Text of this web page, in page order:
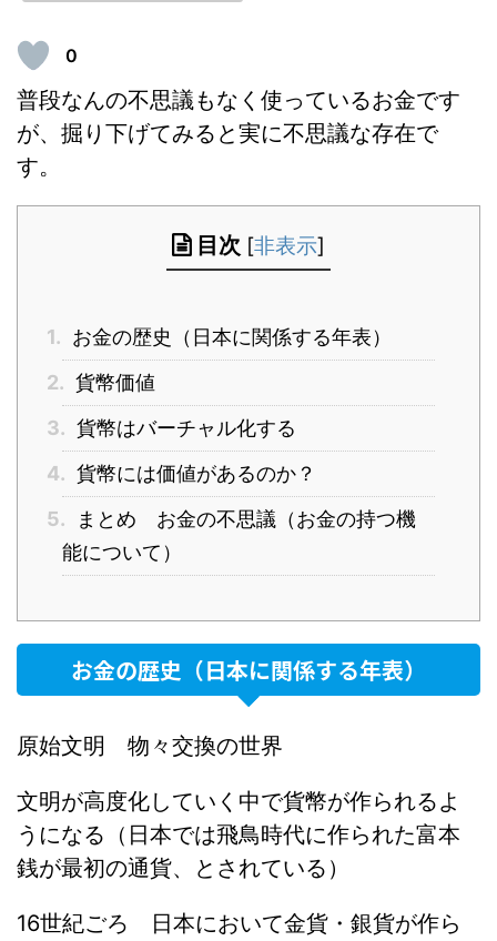
0
普段なんの不思議もなく使っているお金です
が、掘り下げてみると実に不思議な存在で
す。
目次 [非表示]
1. お金の歴史（日本に関係する年表）
2. 貨幣価値
3. 貨幣はバーチャル化する
4. 貨幣には価値があるのか？
5.
まとめ お金の不思議（お金の持つ機
能について）
お金の歴史（日本に関係する年表）
原始文明 物々交換の世界
文明が高度化していく中で貨幣が作られるよ
うになる（日本では飛鳥時代に作られた富本
銭が最初の通貨、とされている）
16世紀ごろ 日本において金貨・銀貨が作ら